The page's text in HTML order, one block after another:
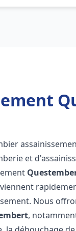
et
Nous
,